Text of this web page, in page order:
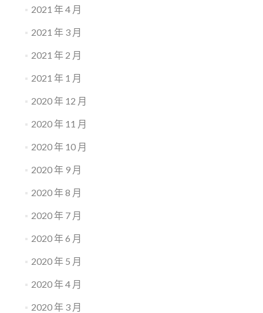
2021 年 4 月
2021 年 3 月
2021 年 2 月
2021 年 1 月
2020 年 12 月
2020 年 11 月
2020 年 10 月
2020 年 9 月
2020 年 8 月
2020 年 7 月
2020 年 6 月
2020 年 5 月
2020 年 4 月
2020 年 3 月